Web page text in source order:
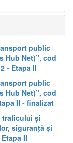
public
Hub Net)”, cod
- Etapa II
public
Hub Net)”, cod
II - finalizat
traficului și
siguranță și
II